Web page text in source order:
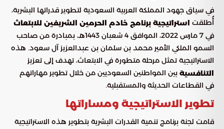
في سياق جهود المملكة العربية السعودية لتطوير قدراتها البشرية،
أُطلقت استراتيجية برنامج خادم الحرمين الشريفين للابتعاث
في 7 مارس 2022، الموافق 4 شعبان 1443هـ، بمبادرة من صاحب
السمو الملكي الأمير محمد بن سلمان بن عبدالعزيز آل سعود. هذه
الاستراتيجية تمثل مرحلة متطورة في الابتعاث، تهدف إلى تعزيز
التنافسية بين المواطنين السعوديين من خلال تطوير مهاراتهم
في القطاعات الحديثة والمستقبلية.
تطوير الاستراتيجية ومساراتها
قامت لجنة برنامج تنمية القدرات البشرية بتطوير هذه الاستراتيجية